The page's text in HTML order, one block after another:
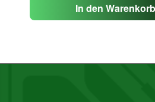
In den Warenkorb